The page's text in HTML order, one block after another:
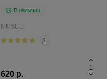
В наличии
MMSL-1
1
620 р.